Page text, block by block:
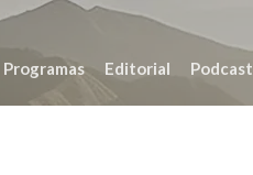
Programas Editorial Podcast